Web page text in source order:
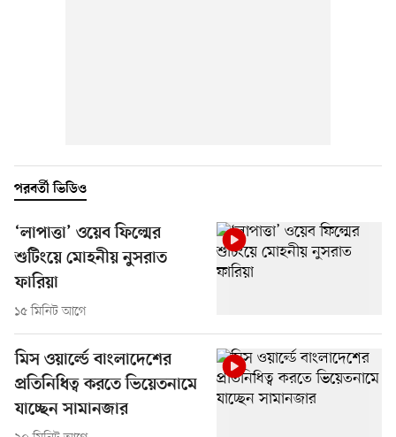
পরবর্তী ভিডিও
‘লাপাত্তা’ ওয়েব ফিল্মের
শুটিংয়ে মোহনীয় নুসরাত
ফারিয়া
১৫ মিনিট আগে
মিস ওয়ার্ল্ডে বাংলাদেশের
প্রতিনিধিত্ব করতে ভিয়েতনামে
যাচ্ছেন সামানজার